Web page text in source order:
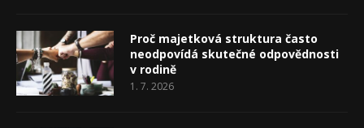
Proč majetková struktura často
neodpovídá skutečné odpovědnosti
v rodině
1. 7. 2026